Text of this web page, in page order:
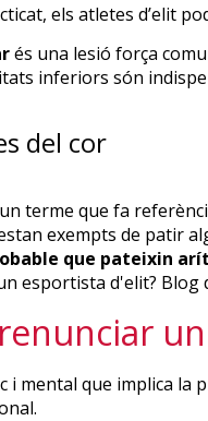
els atletes d’elit
és una lesió força
inferiors són
del cor
terme que fa
exempts de patir
que pateixin
i mental que implica la